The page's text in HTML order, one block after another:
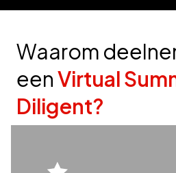
Waarom
eenVirtual
Diligent?